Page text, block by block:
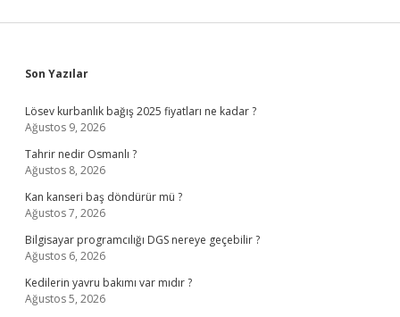
Sidebar
Son Yazılar
Lösev kurbanlık bağış 2025 fiyatları ne kadar ?
Ağustos 9, 2026
Tahrir nedir Osmanlı ?
Ağustos 8, 2026
Kan kanseri baş döndürür mü ?
Ağustos 7, 2026
Bilgisayar programcılığı DGS nereye geçebilir ?
Ağustos 6, 2026
Kedilerin yavru bakımı var mıdır ?
Ağustos 5, 2026